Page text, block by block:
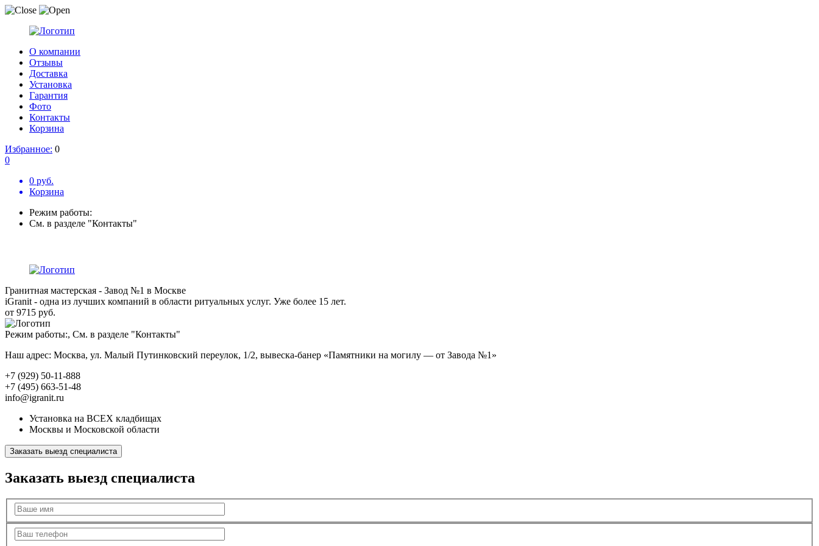
О компании
Отзывы
Доставка
Установка
Гарантия
Фото
Контакты
Корзина
Избранное: 0
0
0 руб.
Корзина
Режим работы:
См. в разделе "Контакты"
Гранитная мастерская - Завод №1 в Москве
iGranit - одна из лучших компаний в области ритуальных услуг. Уже более 15 лет.
от 9715 руб.
Режим работы:, См. в разделе "Контакты"
Наш адрес: Москва, ул. Малый Путинковский переулок, 1/2, вывеска-банер «Памятники на могилу — от Завода №1»
+7 (929) 50-11-888
+7 (495) 663-51-48
info@igranit.ru
Установка на ВСЕХ кладбищах
Москвы и Московской области
Заказать выезд специалиста
Заказать выезд специалиста